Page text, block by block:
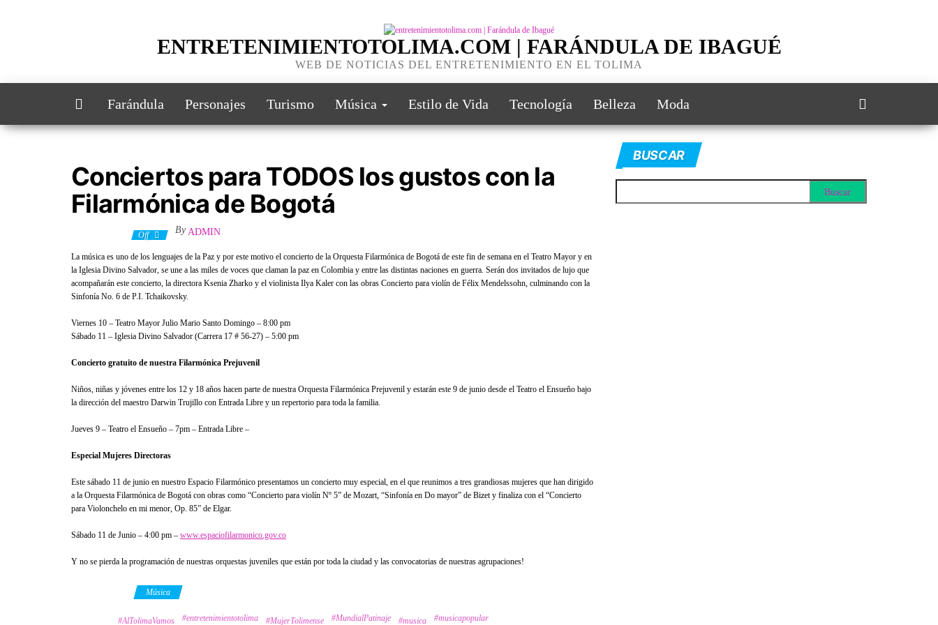
ENTRETENIMIENTOTOLIMA.COM | FARÁNDULA DE IBAGUÉ
WEB DE NOTICIAS DEL ENTRETENIMIENTO EN EL TOLIMA
Farándula Personajes Turismo Música Estilo de Vida Tecnología Belleza Moda
Conciertos para TODOS los gustos con la
Filarmónica de Bogotá
Off By ADMIN
La música es uno de los lenguajes de la Paz y por este motivo el concierto de la Orquesta Filarmónica de Bogotá de este fin de semana en el Teatro Mayor y en
la Iglesia Divino Salvador, se une a las miles de voces que claman la paz en Colombia y entre las distintas naciones en guerra. Serán dos invitados de lujo que
acompañarán este concierto, la directora Ksenia Zharko y el violinista Ilya Kaler con las obras Concierto para violín de Félix Mendelssohn, culminando con la
Sinfonía No. 6 de P.I. Tchaikovsky.
Viernes 10 – Teatro Mayor Julio Mario Santo Domingo – 8:00 pm
Sábado 11 – Iglesia Divino Salvador (Carrera 17 # 56-27) – 5:00 pm
Concierto gratuito de nuestra Filarmónica Prejuvenil
Niños, niñas y jóvenes entre los 12 y 18 años hacen parte de nuestra Orquesta Filarmónica Prejuvenil y estarán este 9 de junio desde el Teatro el Ensueño bajo
la dirección del maestro Darwin Trujillo con Entrada Libre y un repertorio para toda la familia.
Jueves 9 – Teatro el Ensueño – 7pm – Entrada Libre –
Especial Mujeres Directoras
Este sábado 11 de junio en nuestro Espacio Filarmónico presentamos un concierto muy especial, en el que reunimos a tres grandiosas mujeres que han dirigido
a la Orquesta Filarmónica de Bogotá con obras como “Concierto para violín Nº 5” de Mozart, “Sinfonía en Do mayor” de Bizet y finaliza con el “Concierto
para Violonchelo en mi menor, Op. 85” de Elgar.
Sábado 11 de Junio – 4:00 pm – www.espaciofilarmonico.gov.co
Y no se pierda la programación de nuestras orquestas juveniles que están por toda la ciudad y las convocatorias de nuestras agrupaciones!
Música
#AlTolimaVamos #entretenimientotolima #MujerTolimense #MundialPatinaje #musica #musicapopular
BUSCAR